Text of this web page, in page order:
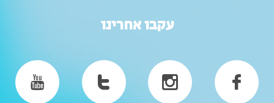
עקבו אחרינו